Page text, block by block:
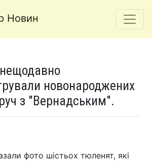
Новин
новонароджених
з "Вернадським".
фото шістьох тюленят, які